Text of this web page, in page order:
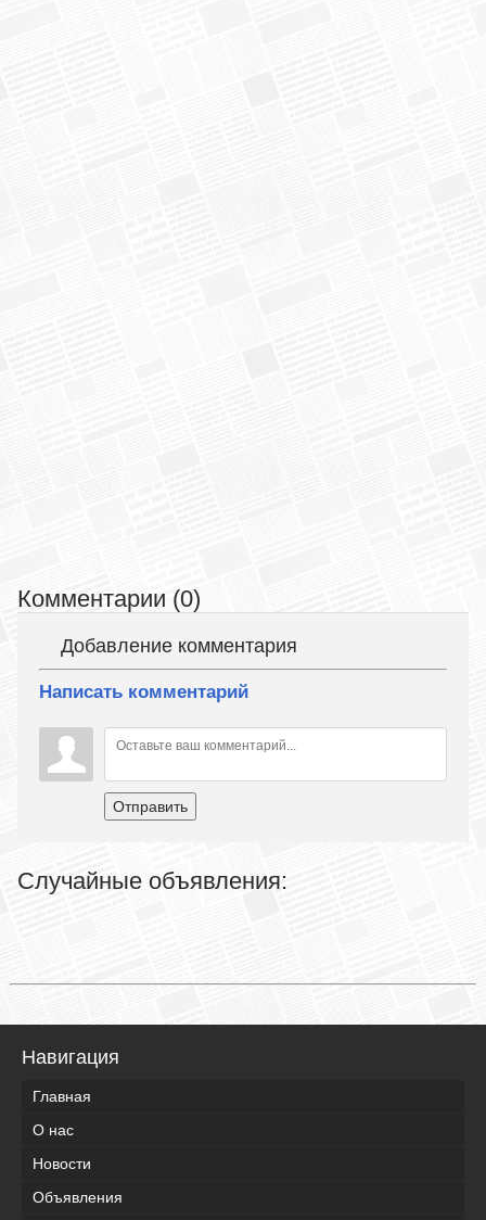
Комментарии (0)
Добавление комментария
Написать комментарий
Отправить
Случайные объявления:
Навигация
Главная
О нас
Новости
Объявления